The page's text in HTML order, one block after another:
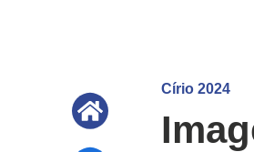
Círio 2024